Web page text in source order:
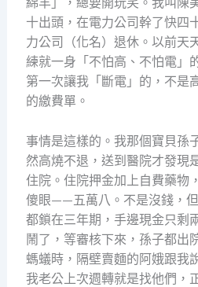
十出頭，在電力公司幹了快四
力公司（化名）退休。以前天
練就一身「不怕高、不怕電」
第一次讓我「斷電」的，不是
的繳費單。
事情是這樣的。我那個寶貝孫
然高燒不退，送到醫院才發現
住院。住院押金加上自費藥物
傻眼——五萬八。不是沒錢，
都鎖在三年期，手邊現金只剩
鬧了，等審核下來，孫子都出
螞蟻時，隔壁賣麵的阿娥跟我
我老公上次週轉就是找他們，